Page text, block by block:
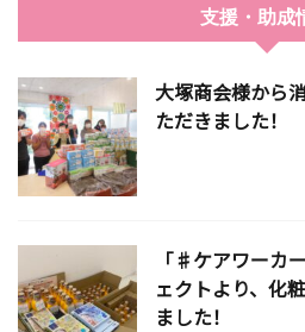
支援・助成
大塚商会様から
ただきました！
「♯ケアワーカ
ェクトより、化
ました！